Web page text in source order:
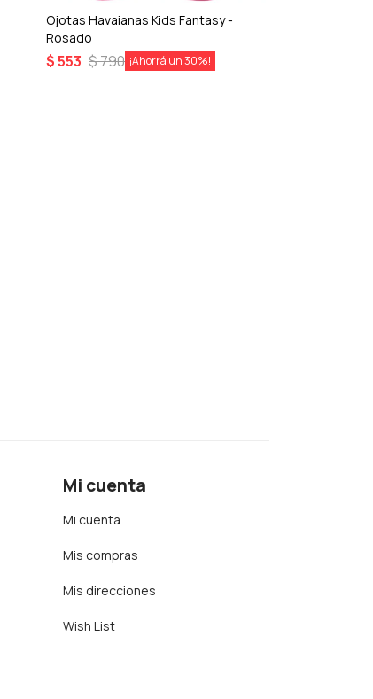
Ojotas Havaianas Kids Fantasy -
Rosado
$553 $790 30
Mi cuenta
Mi cuenta
Mis compras
Mis direcciones
Wish List